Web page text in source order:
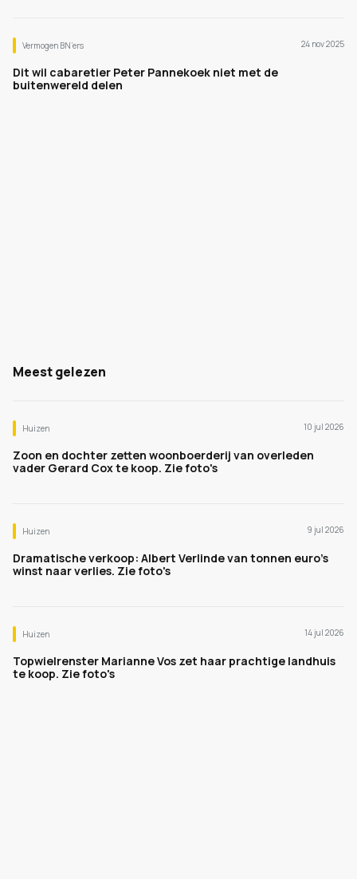
Vermogen BN’ers 24 nov 2025
Dit wil cabaretier Peter Pannekoek niet met de
buitenwereld delen
Meest gelezen
Huizen 10 jul 2026
Zoon en dochter zetten woonboerderij van overleden
vader Gerard Cox te koop. Zie foto's
Huizen 9 jul 2026
Dramatische verkoop: Albert Verlinde van tonnen euro's
winst naar verlies. Zie foto's
Huizen 14 jul 2026
Topwielrenster Marianne Vos zet haar prachtige landhuis
te koop. Zie foto's